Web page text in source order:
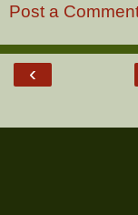
Post a
‹